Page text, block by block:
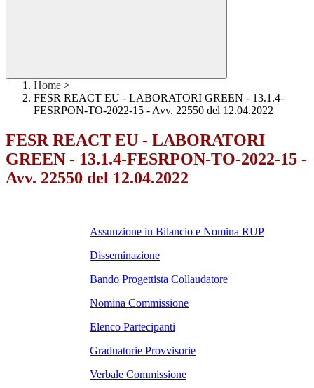
Home >
FESR REACT EU - LABORATORI GREEN - 13.1.4-
FESRPON-TO-2022-15 - Avv. 22550 del 12.04.2022
FESR REACT EU - LABORATORI
GREEN - 13.1.4-FESRPON-TO-2022-15 -
Avv. 22550 del 12.04.2022
Assunzione in Bilancio e Nomina RUP
Disseminazione
Bando Progettista Collaudatore
Nomina Commissione
Elenco Partecipanti
Graduatorie Provvisorie
Verbale Commissione